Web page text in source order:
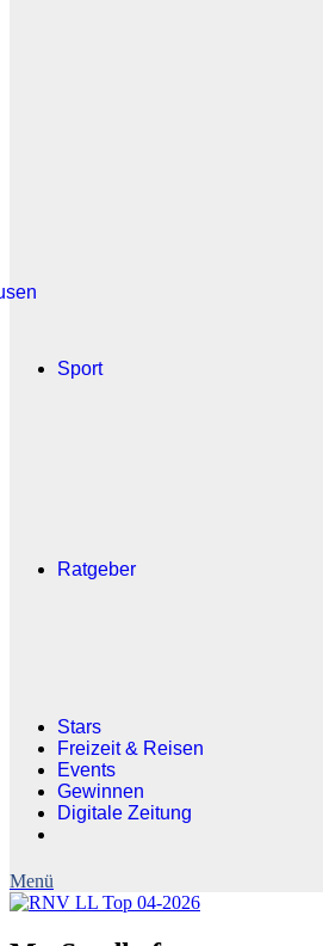
Sport
Ratgeber
Stars
Freizeit & Reisen
Events
Gewinnen
Digitale Zeitung